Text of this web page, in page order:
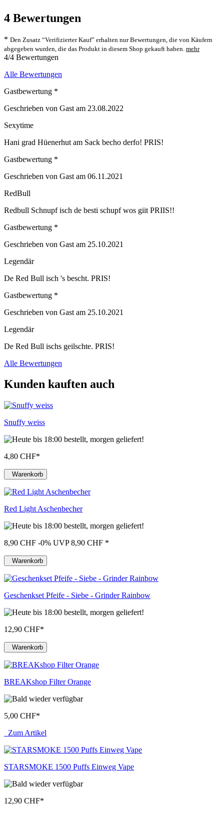
4 Bewertungen
* Den Zusatz “Verifizierter Kauf” erhalten nur Bewertungen, die von Käufern
abgegeben wurden, die das Produkt in diesem Shop gekauft haben. mehr
4/4 Bewertungen
Alle Bewertungen
Gastbewertung *
Geschrieben von Gast am 23.08.2022
Sexytime
Hani grad Hüenerhut am Sack becho derfo! PRIS!
Gastbewertung *
Geschrieben von Gast am 06.11.2021
RedBull
Redbull Schnupf isch de besti schupf wos giit PRIIS!!
Gastbewertung *
Geschrieben von Gast am 25.10.2021
Legendär
De Red Bull isch 's bescht. PRIS!
Gastbewertung *
Geschrieben von Gast am 25.10.2021
Legendär
De Red Bull ischs geilschte. PRIS!
Alle Bewertungen
Kunden kauften auch
Snuffy weiss
4,80 CHF*
Warenkorb
Red Light Aschenbecher
8,90 CHF -0% UVP 8,90 CHF *
Warenkorb
Geschenkset Pfeife - Siebe - Grinder Rainbow
12,90 CHF*
Warenkorb
BREAKshop Filter Orange
5,00 CHF*
Zum Artikel
STARSMOKE 1500 Puffs Einweg Vape
12,90 CHF*